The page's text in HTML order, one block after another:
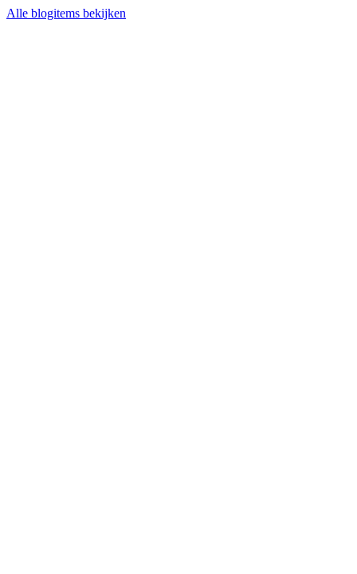
Alle blogitems bekijken